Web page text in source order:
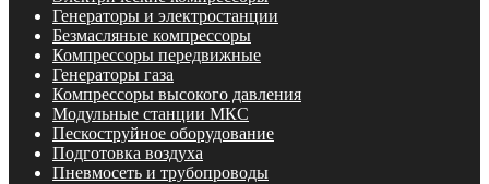
Генераторы и электростанции
Безмасляные компрессоры
Компрессоры передвижные
Генераторы газа
Компрессоры высокого давления
Модульные станции МКС
Пескоструйное оборудование
Подготовка воздуха
Пневмосеть и трубопроводы